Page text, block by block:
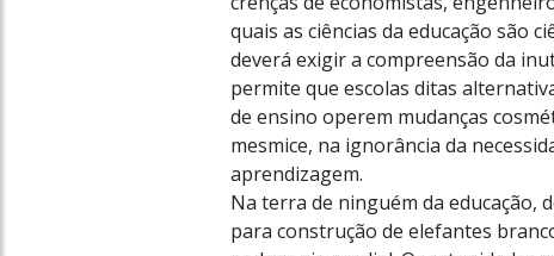
quais as ciências da educação são
deverá exigir a compreensão da
permite que escolas ditas
de ensino operem mudanças
mesmice, na ignorância da
aprendizagem.
Na terra de ninguém da educação,
para construção de elefantes